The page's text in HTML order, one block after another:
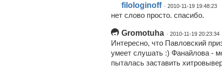
filologinoff · 2010-11-19 19:48:23
нет слово просто. спасибо.
Gromotuha · 2010-11-19 20:23:34
Интересно, что Павловский
умеет слушать :) Фанайлова -
пыталась заставить